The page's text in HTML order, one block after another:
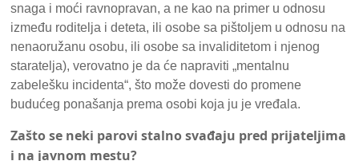
snaga i moći ravnopravan, a ne kao na primer u odnosu
između roditelja i deteta, ili osobe sa pištoljem u odnosu na
nenaoružanu osobu, ili osobe sa invaliditetom i njenog
staratelja), verovatno je da će napraviti „mentalnu
zabelešku incidenta“, što može dovesti do promene
budućeg ponašanja prema osobi koja ju je vređala.
Zašto se neki parovi stalno svađaju pred prijateljima
i na javnom mestu?